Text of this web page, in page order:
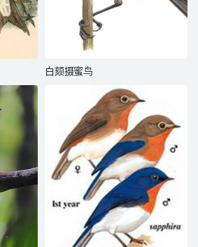
白颏摄蜜鸟